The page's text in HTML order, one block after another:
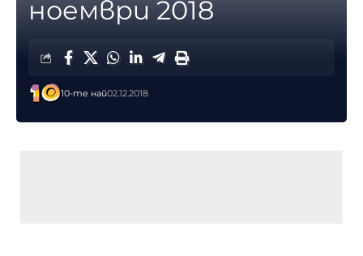
ноември 2018
10-те най02.12.2018